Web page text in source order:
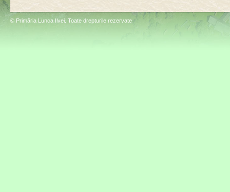
© Primăria Lunca Ilvei. Toate drepturile rezervate